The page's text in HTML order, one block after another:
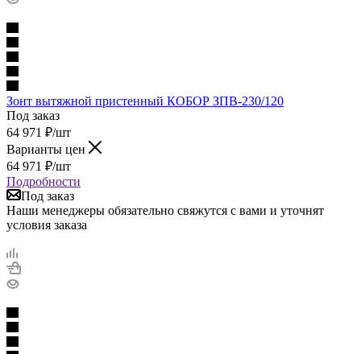
Зонт вытяжной пристенный КОБОР ЗПВ-230/120
Под заказ
64 971 ₽/шт
Варианты цен
64 971 ₽/шт
Подробности
Под заказ
Наши менеджеры обязательно свяжутся с вами и уточнят
условия заказа